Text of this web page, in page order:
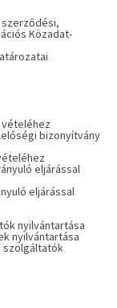
Közadat-
bizonyítvány
eljárással
eljárással
nyilvántartása
nyilvántartása
szolgáltatók